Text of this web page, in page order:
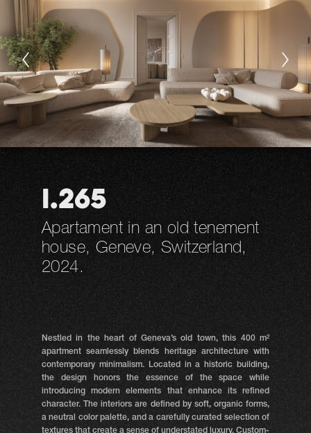
I.265
Apartament in an old tenement
house, Geneve, Switzerland,
2024.
Nestled in the heart of Geneva’s old town, this 400 m²
apartment seamlessly blends heritage architecture with
contemporary minimalism. Located in a historic building,
the design honors the essence of the space while
introducing modern elements that enhance its refined
character. The interiors are defined by soft, organic forms,
a neutral color palette, and a carefully curated selection of
textures that create a sense of understated luxury. Custom-